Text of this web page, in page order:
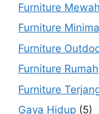
Furniture Mewah
Furniture
Furniture
Furniture Rumah
Furniture
Gaya Hidup (5)